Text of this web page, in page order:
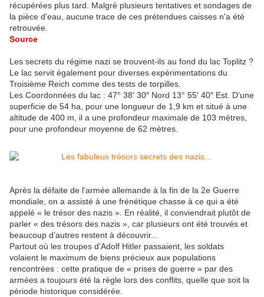
récupérées plus tard. Malgré plusieurs tentatives et sondages de
la pièce d'eau, aucune trace de ces prétendues caisses n'a été
retrouvée.
Source
Les secrets du régime nazi se trouvent-ils au fond du lac Toplitz ?
Le lac servit également pour diverses expérimentations du
Troisième Reich comme des tests de torpilles.
Les Coordonnées du lac : 47° 38′ 30″ Nord 13° 55′ 40″ Est. D’une
superficie de 54 ha, pour une longueur de 1,9 km et situé à une
altitude de 400 m, il a une profondeur maximale de 103 mètres,
pour une profondeur moyenne de 62 mètres.
Après la défaite de l’armée allemande à la fin de la 2e Guerre
mondiale, on a assisté à une frénétique chasse à ce qui a été
appelé « le trésor des nazis ». En réalité, il conviendrait plutôt de
parler « des trésors des nazis », car plusieurs ont été trouvés et
beaucoup d’autres restent à découvrir...
Partout où les troupes d’Adolf Hitler passaient, les soldats
volaient le maximum de biens précieux aux populations
rencontrées : cette pratique de « prises de guerre » par des
armées a toujours été la règle lors des conflits, quelle que soit la
période historique considérée.